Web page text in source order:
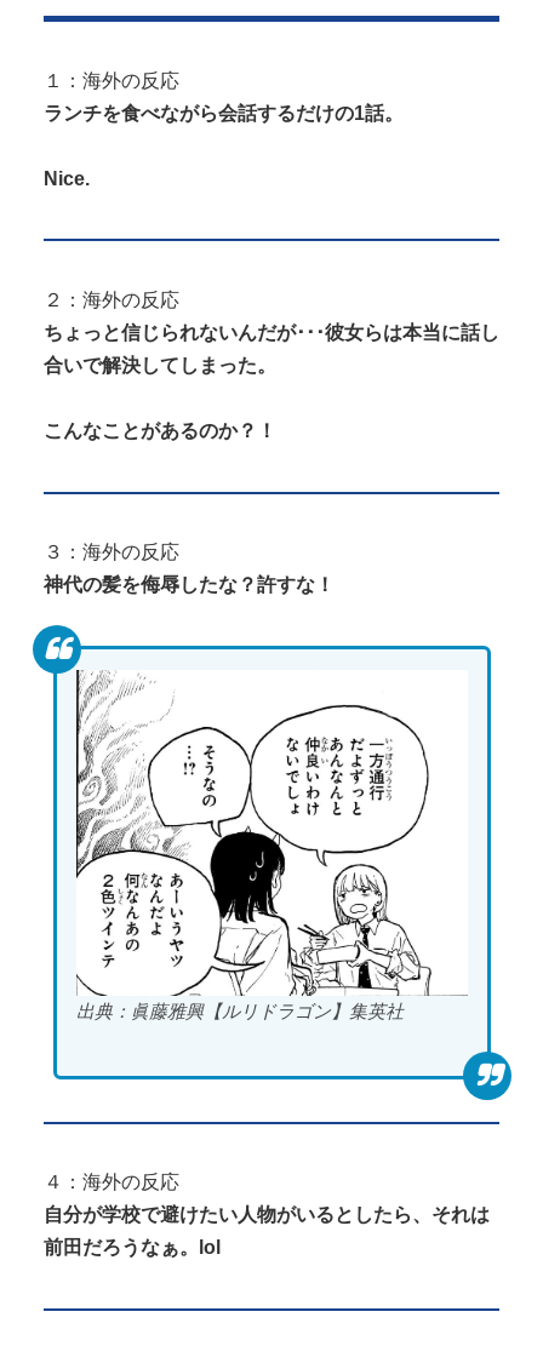
１：海外の反応
ランチを食べながら会話するだけの1話。
Nice.
２：海外の反応
ちょっと信じられないんだが･･･彼女らは本当に話し
合いで解決してしまった。
こんなことがあるのか？！
３：海外の反応
神代の髪を侮辱したな？許すな！
出典：眞藤雅興【ルリドラゴン】集英社
４：海外の反応
自分が学校で避けたい人物がいるとしたら、それは
前田だろうなぁ。lol